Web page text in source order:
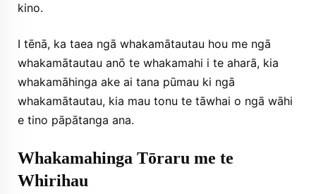
kino.
I tēnā, ka taea ngā whakamātautau hou me ngā
whakamātautau anō te whakamahi i te aharā, kia
whakamāhinga ake ai tana pūmau ki ngā
whakamātautau, kia mau tonu te tāwhai o ngā wāhi
e tino pāpātanga ana.
Whakamahinga Tōraru me te
Whirihau